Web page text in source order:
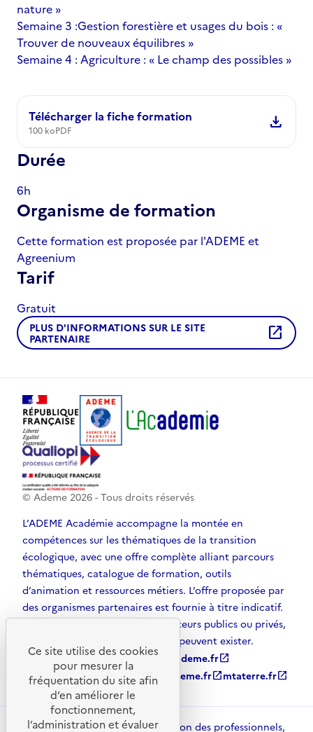
nature »
Semaine 3 :Gestion forestière et usages du bois : «
Trouver de nouveaux équilibres »
Semaine 4 : Agriculture : « Le champ des possibles »
Télécharger la fiche formation
100 koPDF download
Durée
6h
Organisme de formation
Cette formation est proposée par l'ADEME et
Agreenium
Tarif
Gratuit
PLUS D'INFORMATIONS SUR LE SITE
PARTENAIRE
open_in_new
© Ademe 2026 - Tous droits réservés
L’ADEME Académie accompagne la montée en
compétences sur les thématiques de la transition
écologique, avec une offre complète alliant parcours
thématiques, catalogue de formation, outils
d’animation et ressources métiers. L’offre proposée par
des organismes partenaires est fournie à titre indicatif.
D’autres solutions, émanant d’acteurs publics ou privés,
et non référencées par l’ADEME, peuvent exister.
ademe.fr open_in_newagirpourlatransition.ademe.fropen_in_new
librairie.ademe.fropen_in_new recherche.ademe.fropen_in_newmtaterre.fropen_in_new
ADEME Académie met à disposition des professionnels,
Ce site utilise des cookies
pour mesurer la
fréquentation du site afin
d’en améliorer le
fonctionnement,
l’administration et évaluer